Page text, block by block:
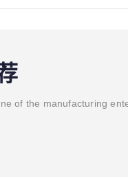
of the manufacturing